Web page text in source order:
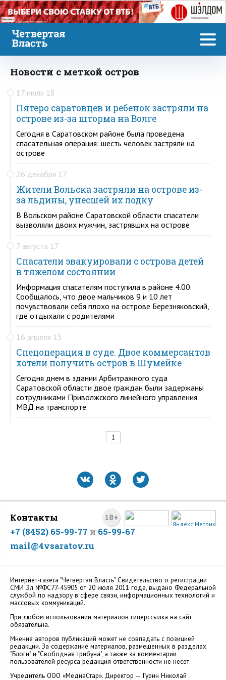
Реклама
Новости с меткой остров
17 июля 18
Пятеро саратовцев и ребенок застряли на
острове из-за шторма на Волге
Сегодня в Саратовском районе была проведена
спасательная операция: шесть человек застряли на
острове
26 декабря 17
Жители Вольска застряли на острове из-
за льдины, унесшей их лодку
В Вольском районе Саратовской области спасатели
вызволяли двоих мужчин, застрявших на острове
7 августа 17
Спасатели эвакуировали с острова детей
в тяжелом состоянии
Информация спасателям поступила в районе 4.00.
Сообщалось, что двое мальчиков 9 и 10 лет
почувствовали себя плохо на острове Березняковский,
где отдыхали с родителями
16 апреля 15
Спецоперация в суде. Двое коммерсантов
хотели получить остров в Шумейке
Сегодня днем в здании Арбитражного суда
Саратовской области двое граждан были задержаны
сотрудниками Приволжского линейного управления
МВД на транспорте.
1
18+
Контакты
+7 (8452) 65-99-77 и 65-99-67
mail@4vsaratov.ru
Интернет-газета "Четвертая Власть" Cвидетельство о регистрации
СМИ Эл №ФС77-45905 от 20 июля 2011 года, выдано Федеральной
службой по надзору в сфере связи, информационных технологий и
массовых коммуникаций.
При любом использовании материалов гиперссылка на сайт
обязательна.
Мнение авторов публикаций может не совпадать с позицией
редакции. За содержание материалов, размещенных в разделах
"Блоги" и "Свободная трибуна", а также за комментарии
пользователей ресурса редакция ответственности не несет.
Учредитель ООО «МедиаСтар». Директор — Гурин Николай